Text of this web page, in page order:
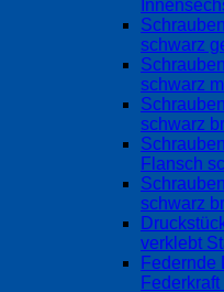
schwarz
schwarz
schwarz
Flansch
schwarz
verklebt
Federnde